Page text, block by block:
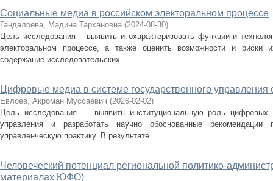
Социальные медиа в российском электоральном процессе
Гандалоева, Мадина Тархановна (2024-08-30)
Цель исследования – выявить и охарактеризовать функции и
электоральном процессе, а также оценить возможности и риски
содержание исследовательских ...
Цифровые медиа в системе государственного управления
Евлоев, Акроман Муссаевич (2026-02-02)
Цель исследования — выявить институциональную роль цифровых
управления и разработать научно обоснованные
управленческую практику. В результате ...
Человеческий потенциал региональной политико-
материалах ЮФО)